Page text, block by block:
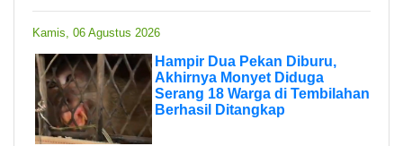
Kamis, 06 Agustus 2026
Hampir Dua Pekan Diburu,
Akhirnya Monyet Diduga
Serang 18 Warga di Tembilahan
Berhasil Ditangkap